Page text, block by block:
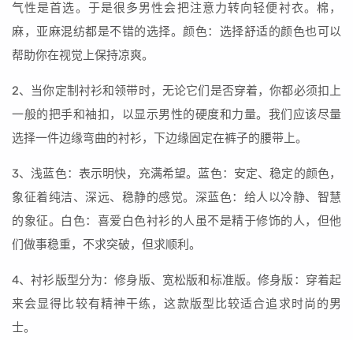
气性是首选。于是很多男性会把注意力转向轻便衬衣。棉，
麻，亚麻混纺都是不错的选择。颜色：选择舒适的颜色也可以
帮助你在视觉上保持凉爽。
2、当你定制衬衫和领带时，无论它们是否穿着，你都必须扣上
一般的把手和袖扣，以显示男性的硬度和力量。我们应该尽量
选择一件边缘弯曲的衬衫，下边缘固定在裤子的腰带上。
3、浅蓝色：表示明快，充满希望。蓝色：安定、稳定的颜色，
象征着纯洁、深远、稳静的感觉。深蓝色：给人以冷静、智慧
的象征。白色：喜爱白色衬衫的人虽不是精于修饰的人，但他
们做事稳重，不求突破，但求顺利。
4、衬衫版型分为：修身版、宽松版和标准版。修身版：穿着起
来会显得比较有精神干练，这款版型比较适合追求时尚的男
士。